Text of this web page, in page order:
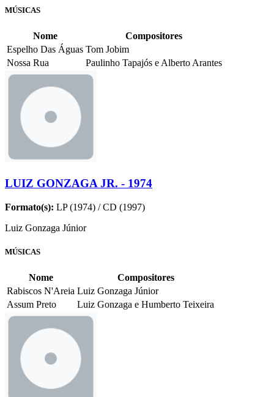
MÚSICAS
Nome
Compositores
Espelho Das Águas Tom Jobim
Nossa Rua
Paulinho Tapajós e Alberto Arantes
LUIZ GONZAGA JR. - 1974
Formato(s): LP (1974) / CD (1997)
Luiz Gonzaga Júnior
MÚSICAS
Nome
Compositores
Rabiscos N'Areia Luiz Gonzaga Júnior
Assum Preto
Luiz Gonzaga e Humberto Teixeira